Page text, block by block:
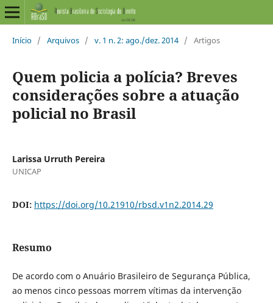
Início / Arquivos / v. 1 n. 2: ago./dez. 2014 / Artigos
Quem policia a polícia? Breves
considerações sobre a atuação
policial no Brasil
Larissa Urruth Pereira
UNICAP
DOI: https://doi.org/10.21910/rbsd.v1n2.2014.29
Resumo
De acordo com o Anuário Brasileiro de Segurança Pública,
ao menos cinco pessoas morrem vítimas da intervenção